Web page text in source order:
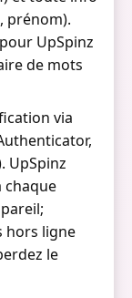
prénom).
UpSpinz
de mots
via
UpSpinz
chaque
hors ligne
le